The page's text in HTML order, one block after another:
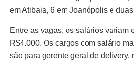
em Atibaia, 6 em Joanópolis e
Entre as vagas, os salários variam
R$4.000. Os cargos com salário
são para gerente geral de delivery,